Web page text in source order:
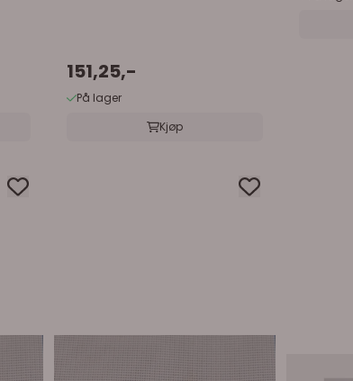
151,25,-
På lager
Kjøp